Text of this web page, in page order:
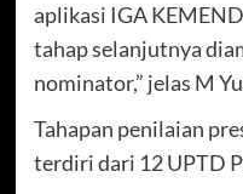
aplikasi IGA
tahap selanjutnya
nominator,” jelas M
Tahapan penilaian
terdiri dari 12 UPTD